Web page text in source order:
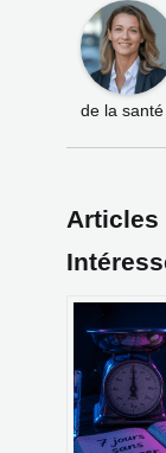
de la
Articles